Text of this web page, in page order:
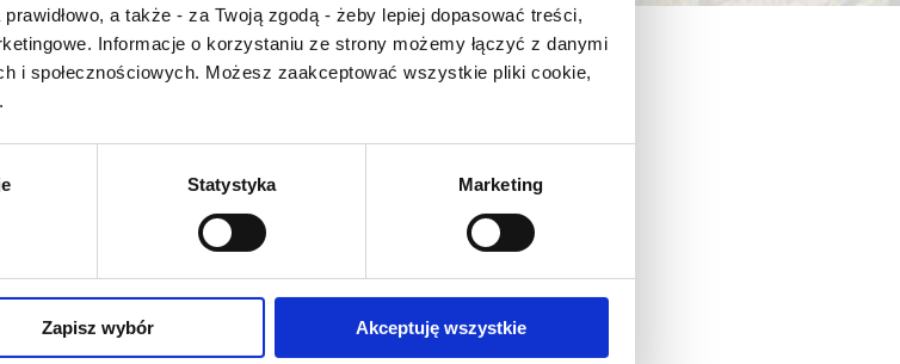
a także - za Twoją zgodą - żeby lepiej dopasować treści,
Informacje o korzystaniu ze strony możemy łączyć z danymi
i społecznościowych. Możesz zaakceptować wszystkie pliki cookie,
Statystyka Marketing
Zapisz wybór Akceptuję wszystkie
miłe
2016-05-10